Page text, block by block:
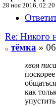
28 ноя 2016, 02:20
Re: Никого
тёмка» 06
хвоя
как